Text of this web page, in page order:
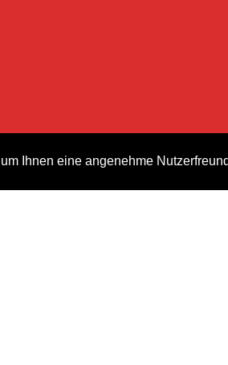
Ihnen eine angenehme